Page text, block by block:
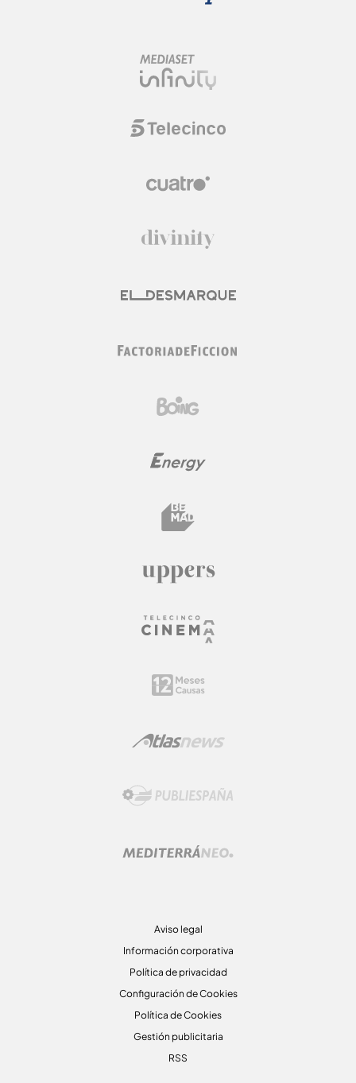
Aviso legal
Información corporativa
Política de privacidad
Configuración de Cookies
Política de Cookies
Gestión publicitaria
RSS